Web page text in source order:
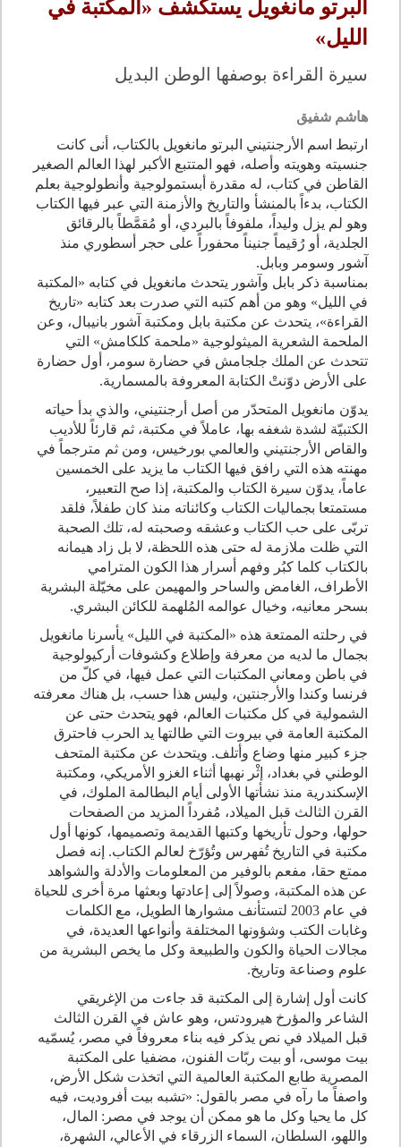
ألبرتو مانغويل يستكشف «المكتبة في
الليل»
سيرة القراءة بوصفها الوطن البديل
هاشم شفيق
ارتبط اسم الأرجنتيني البرتو مانغويل بالكتاب، أنى كانت
جنسيته وهويته وأصله، فهو المتتبع الأكبر لهذا العالم الصغير
القاطن في كتاب، له مقدرة أبستمولوجية وأنطولوجية بعلم
الكتاب، بدءاً بالمنشأ والتاريخ والأزمنة التي عبر فيها الكتاب
وهو لم يزل وليداً، ملفوفاً بالبردي، أو مُقمَّطاً بالرقائق
الجلدية، أو رُقيماً جنيناً محفوراً على حجر أسطوري منذ
آشور وسومر وبابل.
بمناسبة ذكر بابل وآشور يتحدث مانغويل في كتابه «المكتبة
في الليل» وهو من أهم كتبه التي صدرت بعد كتابه «تاريخ
القراءة»، يتحدث عن مكتبة بابل ومكتبة آشور بانيبال، وعن
الملحمة الشعرية الميثولوجية «ملحمة كلكامش» التي
تتحدث عن الملك جلجامش في حضارة سومر، أول حضارة
على الأرض دوّنتْ الكتابة المعروفة بالمسمارية.
يدوّن مانغويل المتحدّر من أصل أرجنتيني، والذي بدأ حياته
الكتبيّة لشدة شغفه بها، عاملاً في مكتبة، ثم قارئاً للأديب
والقاص الأرجنتيني والعالمي بورخيس، ومن ثم مترجماً في
مهنته هذه التي رافق فيها الكتاب ما يزيد على الخمسين
عاماً، يدوّن سيرة الكتاب والمكتبة، إذا صح التعبير،
مستمتعا بجماليات الكتاب وكائناته منذ كان طفلاً، فلقد
تربّى على حب الكتاب وعشقه وصحبته له، تلك الصحبة
التي ظلت ملازمة له حتى هذه اللحظة، لا بل زاد هيمانه
بالكتاب كلما كبُر وفهم أسرار هذا الكون المترامي
الأطراف، الغامض والساحر والمهيمن على مخيّلة البشرية
بسحر معانيه، وخيال عوالمه المُلهمة للكائن البشري.
في رحلته الممتعة هذه «المكتبة في الليل» يأسرنا مانغويل
بجمال ما لديه من معرفة وإطلاع وكشوفات أركيولوجية
في باطن ومعاني المكتبات التي عمل فيها، في كلّ من
فرنسا وكندا والأرجنتين، وليس هذا حسب، بل هناك معرفته
الشمولية في كل مكتبات العالم، فهو يتحدث حتى عن
المكتبة العامة في بيروت التي طالتها يد الحرب فاحترق
جزء كبير منها وضاع وأتلف. ويتحدث عن مكتبة المتحف
الوطني في بغداد، إثْر نهبها أثناء الغزو الأمريكي، ومكتبة
الإسكندرية منذ نشأتها الأولى أيام البطالمة الملوك، في
القرن الثالث قبل الميلاد، مُفرداً المزيد من الصفحات
حولها، وحول تأريخها وكتبها القديمة وتصميمها، كونها أول
مكتبة في التاريخ تُفهرس وتُؤرّخ لعالم الكتاب. إنه فصل
ممتع حقا، مفعم بالوفير من المعلومات والأدلة والشواهد
عن هذه المكتبة، وصولاً إلى إعادتها وبعثها مرة أخرى للحياة
في عام 2003 لتستأنف مشوارها الطويل، مع الكلمات
وغابات الكتب وشؤونها المختلفة وأنواعها العديدة، في
مجالات الحياة والكون والطبيعة وكل ما يخص البشرية من
علوم وصناعة وتاريخ.
كانت أول إشارة إلى المكتبة قد جاءت من الإغريقي
الشاعر والمؤرخ هيرودتس، وهو عاش في القرن الثالث
قبل الميلاد في نص يذكر فيه بناء معروفاً في مصر، يُسمّيه
بيت موسى، أو بيت ربّات الفنون، مضفيا على المكتبة
المصرية طابع المكتبة العالمية التي اتخذت شكل الأرض،
واصفاً ما رآه في مصر بالقول: «تشبه بيت أفروديت، فيه
كل ما يحيا وكل ما هو ممكن أن يوجد في مصر: المال،
واللهو، السلطان، السماء الزرقاء في الأعالي، الشهرة،